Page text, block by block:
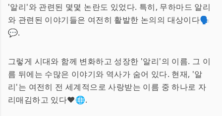
'알리'와 관련된 몇몇 논란도 있었다. 특히, 무하마드 알리
와 관련된 이야기들은 여전히 활발한 논의의 대상이다🗣️
💬.
그렇게 시대와 함께 변화하고 성장한 '알리'의 이름. 그 이
름 뒤에는 수많은 이야기와 역사가 숨어 있다. 현재, '알
리'는 여전히 전 세계적으로 사랑받는 이름 중 하나로 자
리매김하고 있다❤️🌐.